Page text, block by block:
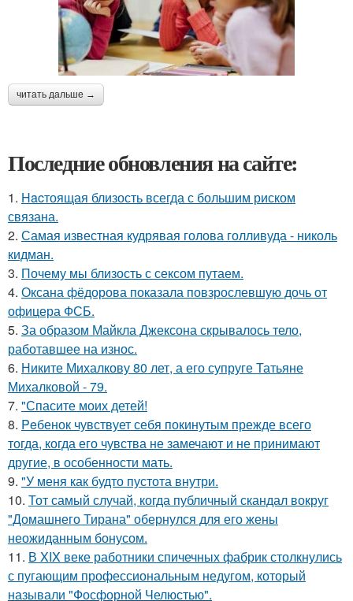
читать дальше →
Последние обновления на сайте:
1. Hacтоящая близость всегда с большим риском
связана.
2. Самая известная кудрявая голова голливуда - николь
кидман.
3. Почему мы близость с сексом путаем.
4. Оксана фёдорова показала повзрослевшую дочь от
офицера ФСБ.
5. За образом Майкла Джексона скрывалось тело,
работавшее на износ.
6. Никите Михалкову 80 лет, а его супруге Татьяне
Михалковой - 79.
7. "Спасите моих детей!
8. Peбенок чувствует себя покинутым прежде всего
тогда, когда его чувства не замечают и не принимают
другие, в особенности мать.
9. "У меня как будто пустота внутри.
10. Тот самый случай, когда публичный скандал вокруг
"Домашнего Тирана" обернулся для его жены
неожиданным бонусом.
11. В XIX веке работники спичечных фабрик столкнулись
с пугающим профессиональным недугом, который
называли "Фосфорной Челюстью".